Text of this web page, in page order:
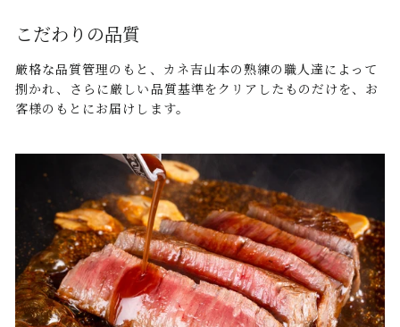
こだわりの品質
厳格な品質管理のもと、カネ吉山本の熟練の職人達によって
捌かれ、さらに厳しい品質基準をクリアしたものだけを、お
客様のもとにお届けします。